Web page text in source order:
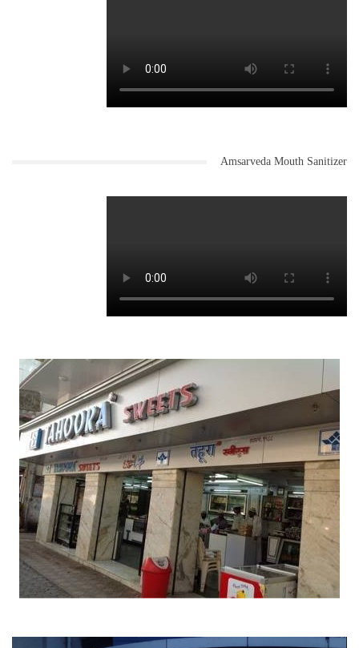
Amsarveda Mouth Sanitizer